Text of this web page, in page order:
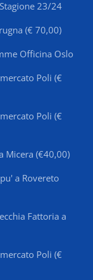
23/24
(€ 70,00)
Officina Oslo
Poli (€
Poli (€
Micera (€40,00)
a Rovereto
Fattoria a
Poli (€